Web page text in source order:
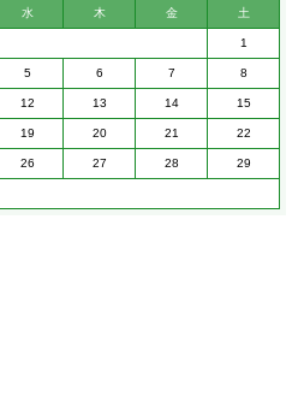
水 木 金 土
1
5 6 7 8
12 13 14 15
19 20 21 22
26 27 28 29